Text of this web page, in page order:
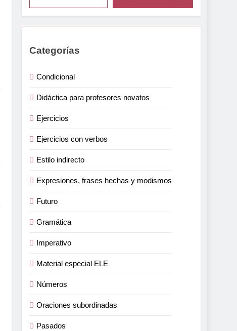
Categorías
Condicional
Didáctica para profesores novatos
Ejercicios
Ejercicios con verbos
Estilo indirecto
Expresiones, frases hechas y modismos
Futuro
Gramática
Imperativo
Material especial ELE
Números
Oraciones subordinadas
Pasados